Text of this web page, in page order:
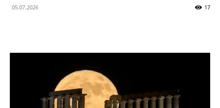
05.07.2026 17